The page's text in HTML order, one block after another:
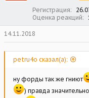
Регистрация
Оценка реакций
14.11.2018
petru4o сказал(а):
ну форды так же гниют
) правда